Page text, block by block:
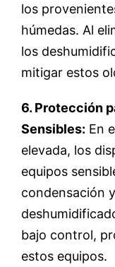
los
húmedas. Al
los
mitigar estos
6. Protección
Sensibles: En
elevada, los
equipos
condensación
bajo control,
estos equipos.